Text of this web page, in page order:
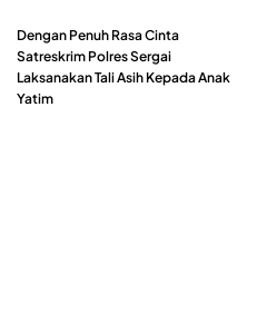
Dengan Penuh Rasa Cinta
Satreskrim Polres Sergai
Laksanakan Tali Asih Kepada Anak
Yatim